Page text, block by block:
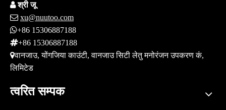
 श्री जू
 xu@nuutoo.com
+86 15306887188
+86 15306887188
वानजाउ, योंगजिया काउंटी, वानजाउ सिटी लेतु मनोरंजन उपकरण कं,
लिमिटेड
त्वरित सम्पक